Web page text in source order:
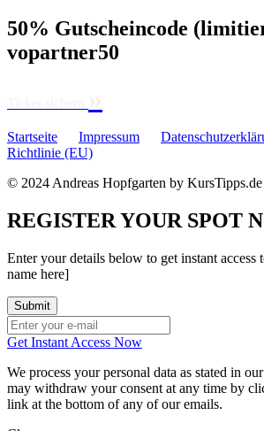
50% Gutscheincode
vopartner50
Startseite Impressum
Richtlinie (EU)
© 2024 Andreas Hopfgarten by KursTipps.de
REGISTER YOUR SPOT
Enter your details below to get instant access
name here]
Get Instant Access Now
We process your personal data as stated in our
may withdraw your consent at any time by
link at the bottom of any of our emails.